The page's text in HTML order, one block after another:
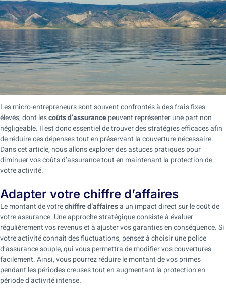
Les micro-entrepreneurs sont souvent confrontés à des frais fixes
élevés, dont lescoûts d’assurancepeuvent représenter une part non
négligeable. Il est donc essentiel de trouver des stratégies efficaces afin
de réduire ces dépenses tout en préservant la couverture nécessaire.
Dans cet article, nous allons explorer des astuces pratiques pour
diminuer vos coûts d’assurance tout en maintenant la protection de
votre activité.
Adapter votre chiffre d’affaires
Le montant de votrechiffre d’affairesa un impact direct sur le coût de
votre assurance. Une approche stratégique consiste à évaluer
régulièrement vos revenus et à ajuster vos garanties en conséquence. Si
votre activité connaît des fluctuations, pensez à choisir une police
d’assurance souple, qui vous permettra de modifier vos couvertures
facilement. Ainsi, vous pourrez réduire le montant de vos primes
pendant les périodes creuses tout en augmentant la protection en
période d’activité intense.